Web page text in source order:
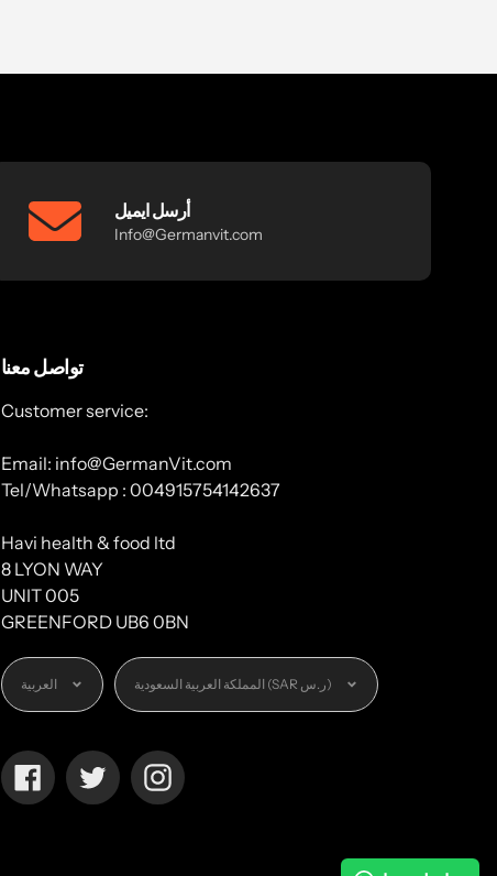
أرسل ايميل
Info@Germanvit.com
تواصل معنا
Customer service:
Email: info@GermanVit.com
Tel/Whatsapp : 004915754142637
Havi health & food ltd
8 LYON WAY
UNIT 005
GREENFORD UB6 0BN
اللغة
العربية العملة المملكة العربية السعودية (SAR ر.س)
FacebookTwitterInstagram